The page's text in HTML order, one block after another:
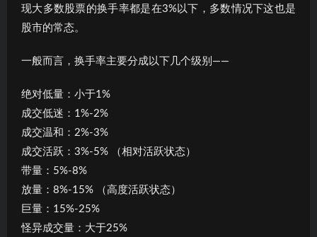
现大多数股票的换手率都是在3%以下，多数情况下这也是
股市的常态。
一般而言，换手率主要分成以下几个级别——
绝对低量：小于1%
成交低迷：1%-2%
成交温和：2%-3%
成交活跃：3%-5% （相对活跃状态）
带量：5%-8%
放量：8%-15% （高度活跃状态）
巨量：15%-25%
怪异成交量：大于25%